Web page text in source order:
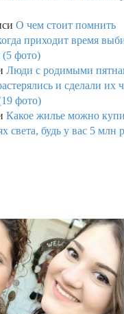
О чем стоит помнить
приходит время
(5 фото)
Люди с родимыми
и сделали их
фото)
Какое жилье можно
света, будь у вас 5 млн